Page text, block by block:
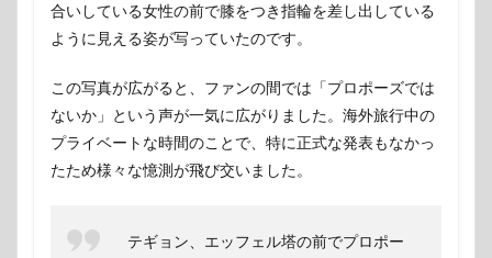
合いしている女性の前で膝をつき指輪を差し出している
ように見える姿が写っていたのです。
この写真が広がると、ファンの間では「プロポーズでは
ないか」という声が一気に広がりました。海外旅行中の
プライベートな時間のことで、特に正式な発表もなかっ
たため様々な憶測が飛び交いました。
テギョン、エッフェル塔の前でプロポー